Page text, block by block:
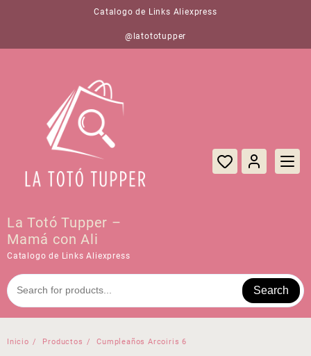
Catalogo de Links Aliexpress
@latototupper
La Totó Tupper –
Mamá con Ali
Catalogo de Links Aliexpress
Search
Inicio Productos Cumpleaños Arcoiris 6